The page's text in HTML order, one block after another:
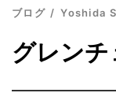
ブログ Yoshida
グレンチ